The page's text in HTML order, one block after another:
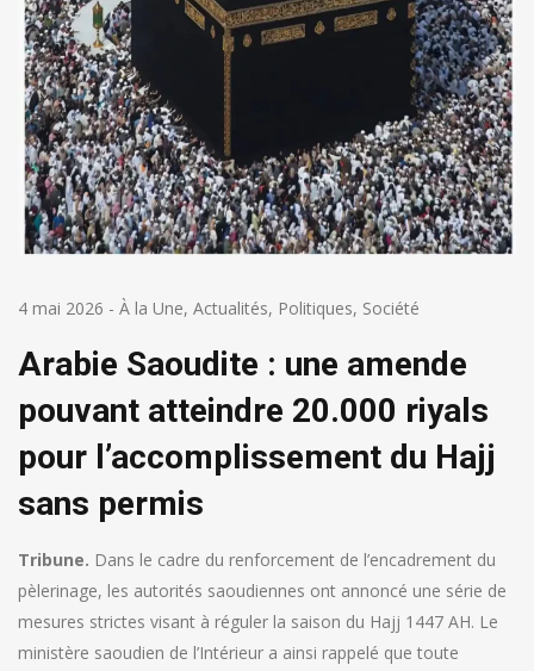
4 mai 2026 - À la Une, Actualités, Politiques, Société
Arabie Saoudite : une amende
pouvant atteindre 20.000 riyals
pour l’accomplissement du Hajj
sans permis
Tribune. Dans le cadre du renforcement de l’encadrement du
pèlerinage, les autorités saoudiennes ont annoncé une série de
mesures strictes visant à réguler la saison du Hajj 1447 AH. Le
ministère saoudien de l’Intérieur a ainsi rappelé que toute